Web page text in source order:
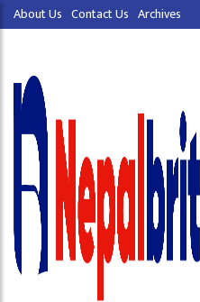
About Us Contact Us Archives